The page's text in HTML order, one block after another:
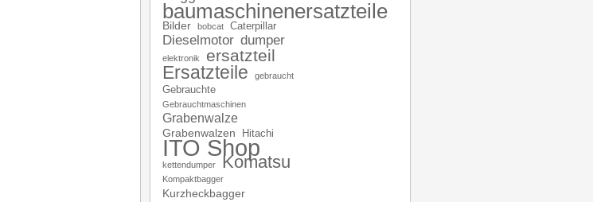
baumaschinenersatzteile
Bilder bobcat Caterpillar
Dieselmotor dumper
elektronik ersatzteil
Ersatzteile gebraucht
Gebrauchte
Gebrauchtmaschinen
Grabenwalze
Grabenwalzen Hitachi
ITO Shop
kettendumper Komatsu
Kompaktbagger
Kurzheckbagger